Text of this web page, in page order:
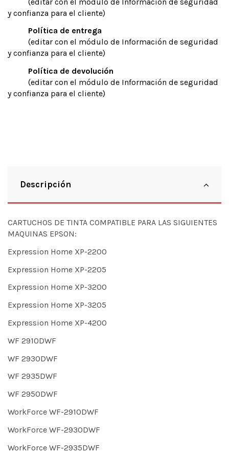
y confianza para el cliente)
Política de entrega
(editar con el módulo de Información de seguridad
y confianza para el cliente)
Política de devolución
(editar con el módulo de Información de seguridad
y confianza para el cliente)
Descripción
CARTUCHOS DE TINTA COMPATIBLE PARA LAS SIGUIENTES
MAQUINAS EPSON:
Expression Home XP-2200
Expression Home XP-2205
Expression Home XP-3200
Expression Home XP-3205
Expression Home XP-4200
WF 2910DWF
WF 2930DWF
WF 2935DWF
WF 2950DWF
WorkForce WF-2910DWF
WorkForce WF-2930DWF
WorkForce WF-2935DWF